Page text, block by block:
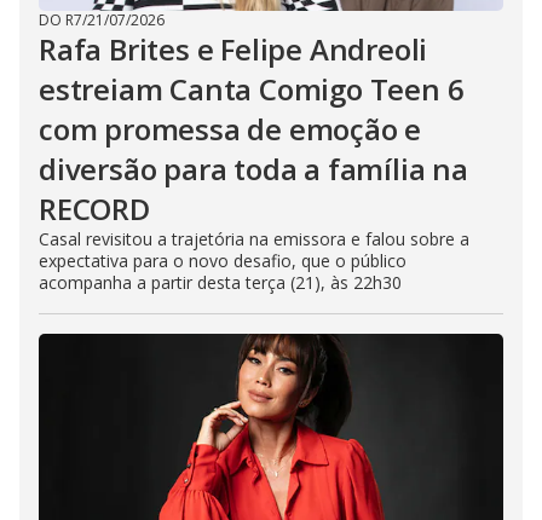
DO R7/21/07/2026
Rafa Brites e Felipe Andreoli
estreiam Canta Comigo Teen 6
com promessa de emoção e
diversão para toda a família na
RECORD
Casal revisitou a trajetória na emissora e falou sobre a
expectativa para o novo desafio, que o público
acompanha a partir desta terça (21), às 22h30